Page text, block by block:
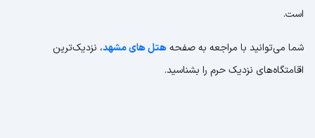
است.
شما می‌توانید با مراجعه به صفحه هتل های مشهد، نزدیک‌ترین
اقامتگاه‌های نزدیک حرم را بشناسید.